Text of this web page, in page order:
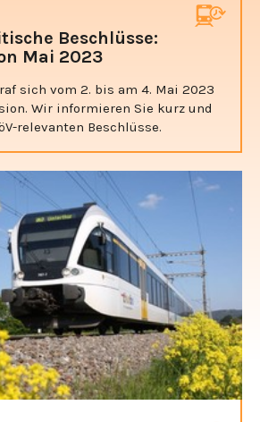
Beschlüsse:
Mai 2023
sich vom 2. bis am 4. Mai 2023
Wir informieren Sie kurz und
relevanten Beschlüsse.